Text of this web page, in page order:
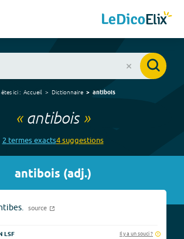
ici : Accueil Dictionnaire antibois
« antibois»
2 termesexacts4suggestions
antibois (adj.)
source
LSF Il y a un souci ?